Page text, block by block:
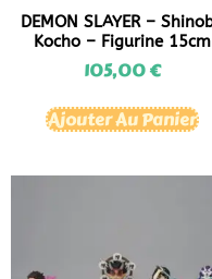
DEMON SLAYER –
Kocho – Figurine 15cm
105,00€
Ajouter Au Panier